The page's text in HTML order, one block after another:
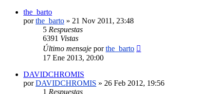
the_barto
porthe_barto » 21 Nov 2011, 23:48
5 Respuestas
6391 Vistas
Último mensaje porthe_barto
17 Ene 2013, 20:00
DAVIDCHROMIS
porDAVIDCHROMIS » 26 Feb 2012, 19:56
1 Respuestas